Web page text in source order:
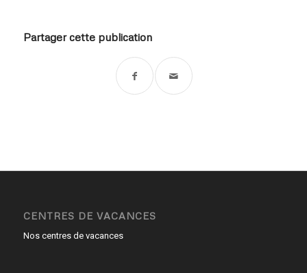
Partager cette publication
CENTRES DE VACANCES
Nos centres de vacances